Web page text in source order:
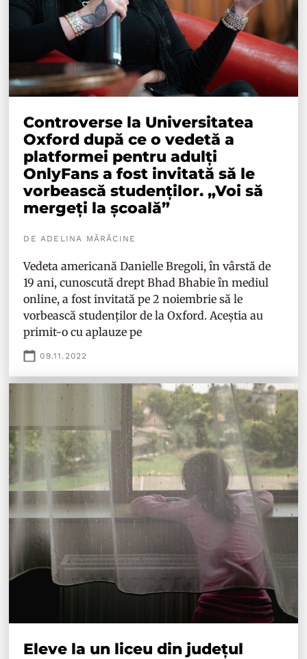
Controverse la Universitatea
Oxford după ce o vedetă a
platformei pentru adulți
OnlyFans a fost invitată să le
vorbească studenților. „Voi să
mergeți la școală”
DE ADELINA MĂRĂCINE
Vedeta americană Danielle Bregoli, în vârstă de
19 ani, cunoscută drept Bhad Bhabie în mediul
online, a fost invitată pe 2 noiembrie să le
vorbească studenților de la Oxford. Aceștia au
primit-o cu aplauze pe
09.11.2022
Eleve la un liceu din județul